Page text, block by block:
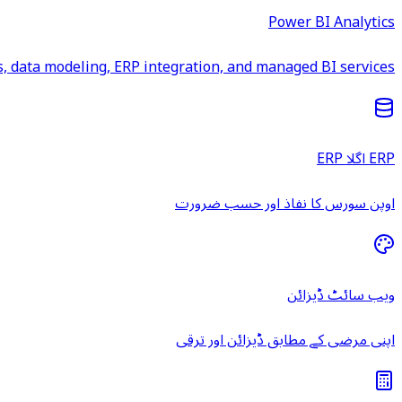
Power BI Analytics
data modeling, ERP integration, and managed BI services.
ERP اگلا ERP
اوپن سورس کا نفاذ اور حسب ضرورت
ویب سائٹ ڈیزائن
اپنی مرضی کے مطابق ڈیزائن اور ترقی